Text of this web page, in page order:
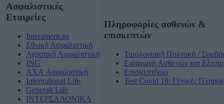
Ασφαλιστικές
Εταιρείες
Interamerican
Εθνική Ασφαλιστική
Αγροτική Ασφαλιστική
ING
AXA Ασφαλιστική
International Life
Generali Life
ΙΝΤΕΡΣΑΛΟΝΙΚΑ
Πληροφορίες ασθενών &
επισκεπτών
Τιμολογιακή Πολιτική /
Εισαγωγή Ασθενών και
Επισκεπτήριο
Test Covid 19: Γενικές